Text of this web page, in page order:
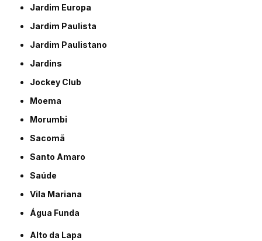
Jardim Europa
Jardim Paulista
Jardim Paulistano
Jardins
Jockey Club
Moema
Morumbi
Sacomã
Santo Amaro
Saúde
Vila Mariana
Água Funda
Alto da Lapa